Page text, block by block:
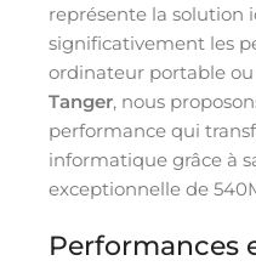
représente la solution
significativement les
ordinateur portable ou
Tanger, nous
performance qui
informatique grâce à
exceptionnelle de
Performances